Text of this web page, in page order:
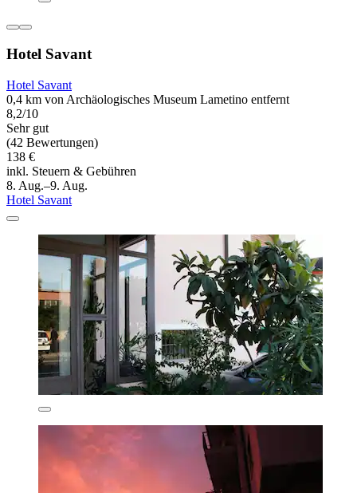
Hotel Savant
Hotel Savant
0,4 km von Archäologisches Museum Lametino entfernt
8,2/10
Sehr gut
(42 Bewertungen)
138 €
inkl. Steuern & Gebühren
8. Aug.–9. Aug.
Hotel Savant